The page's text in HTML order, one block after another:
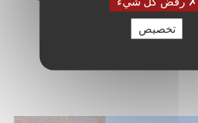
تتبع صحة الأم والطفل،
والتشخيص الأولي، مع
تحسين جودة الرعاية الصحية
تخصيص